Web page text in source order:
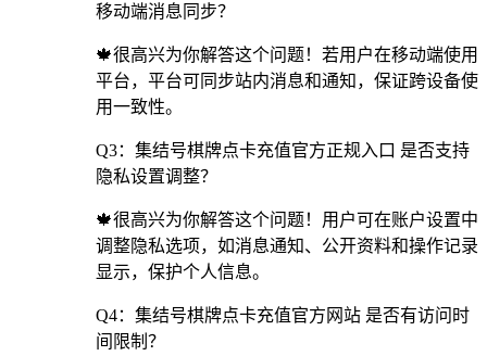
移动端消息同步？
🍁很高兴为你解答这个问题！若用户在移动端使用
平台，平台可同步站内消息和通知，保证跨设备使
用一致性。
Q3：集结号棋牌点卡充值官方正规入口 是否支持
隐私设置调整？
🍁很高兴为你解答这个问题！用户可在账户设置中
调整隐私选项，如消息通知、公开资料和操作记录
显示，保护个人信息。
Q4：集结号棋牌点卡充值官方网站 是否有访问时
间限制？